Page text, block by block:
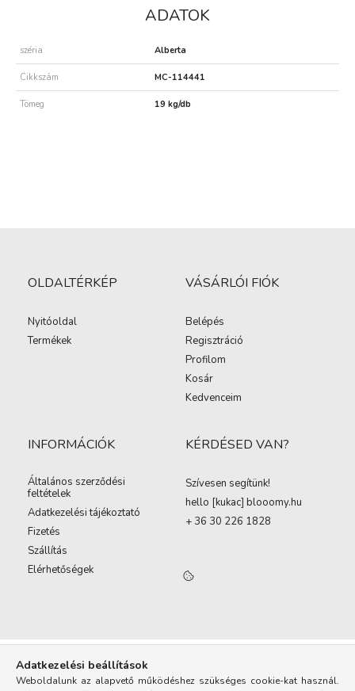
ADATOK
széria Alberta
Cikkszám MC-114441
Tömeg 19 kg/db
OLDALTÉRKÉP
Nyitóoldal
Termékek
VÁSÁRLÓI FIÓK
Belépés
Regisztráció
Profilom
Kosár
Kedvenceim
INFORMÁCIÓK
Általános szerződési
feltételek
Adatkezelési tájékoztató
Fizetés
Szállítás
Elérhetőségek
KÉRDÉSED VAN?
Szívesen segítünk!
hello [kukac] blooomy.hu
+ 36 30 226 1828
Adatkezelési beállítások
Weboldalunk az alapvető működéshez szükséges cookie-kat használ.